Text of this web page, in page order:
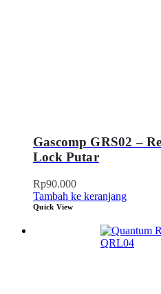
Gascomp GRS02 –
Lock Putar
Rp90.000
Tambah ke keranjang
Quick View